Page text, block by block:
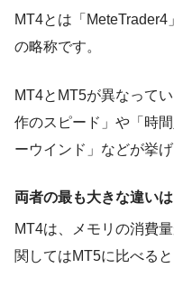
MT4とは「MeteTrader4
の略称です。
MT4とMT5が異なって
作のスピード」や「時
ーウインド」などが挙げ
両者の最も大きな違い
MT4は、メモリの消費
関してはMT5に比べる